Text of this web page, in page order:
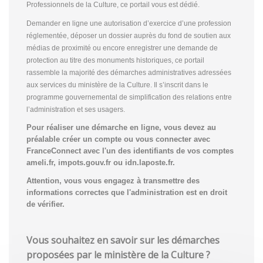
Professionnels de la Culture, ce portail vous est dédié.
Demander en ligne une autorisation d’exercice d’une profession
réglementée, déposer un dossier auprès du fond de soutien aux
médias de proximité ou encore enregistrer une demande de
protection au titre des monuments historiques, ce portail
rassemble la majorité des démarches administratives adressées
aux services du ministère de la Culture. Il s’inscrit dans le
programme gouvernemental de simplification des relations entre
l’administration et ses usagers.
Pour réaliser une démarche en ligne, vous devez au
préalable créer un compte ou vous connecter avec
FranceConnect avec l'un des identifiants de vos comptes
ameli.fr, impots.gouv.fr ou idn.laposte.fr.
Attention, vous vous engagez à transmettre des
informations correctes que l'administration est en droit
de vérifier.
Vous souhaitez en savoir sur les démarches
proposées par le ministère de la Culture ?